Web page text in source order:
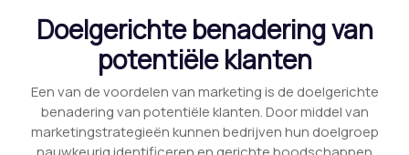
Doelgerichte benadering van
potentiële klanten
Een van de voordelen van marketing is de doelgerichte
benadering van potentiële klanten. Door middel van
marketingstrategieën kunnen bedrijven hun doelgroep